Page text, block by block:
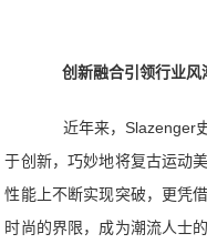
创新融合引领行业风
近年来，Slazenger
于创新，巧妙地将复古运动
性能上不断实现突破，更凭
时尚的界限，成为潮流人士